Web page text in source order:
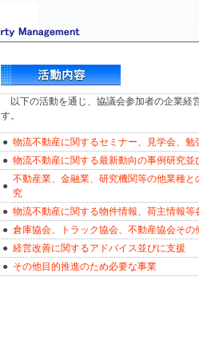
以下の活動を通じ、協議会参加者の企業経
す。
● 物流不動産に関するセミナー、見学会、
● 物流不動産に関する最新動向の事例研究
●
不動産業、金融業、研究機関等の他業種
究
● 物流不動産に関する物件情報、荷主情報
● 倉庫協会、トラック協会、不動産協会そ
● 経営改善に関するアドバイス並びに支援
● その他目的推進のため必要な事業